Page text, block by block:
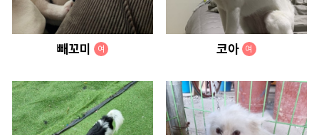
빼꼬미 여 코아 여